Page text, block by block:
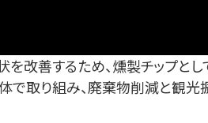
改善するため、燻製チップと
で取り組み、廃棄物削減と観光